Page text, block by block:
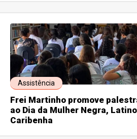
Assistência
Frei Martinho promove
ao Dia da Mulher Negra,
Caribenha